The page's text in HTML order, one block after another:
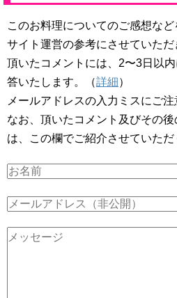
このお料理についてのご感想など
サイト運営の参考にさせていただ
頂いたコメントには、2〜3日以
答いたします。（詳細）
メールアドレスの入力ミスにご注
なお、頂いたコメント及びその
は、この欄でご紹介させていただ